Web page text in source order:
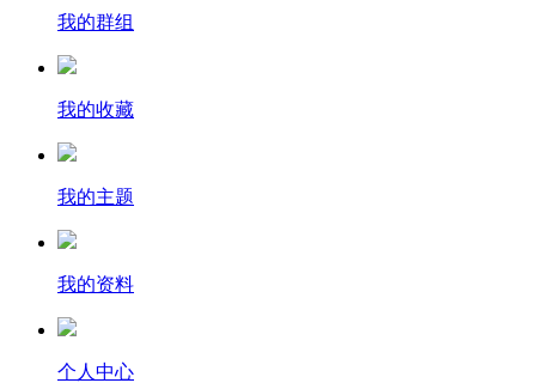
我的群组
我的收藏
我的主题
我的资料
个人中心